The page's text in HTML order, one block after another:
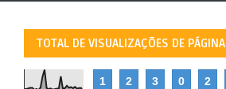
TOTAL DE VISUALIZAÇÕES DE PÁGINA
1 2 3 0 2